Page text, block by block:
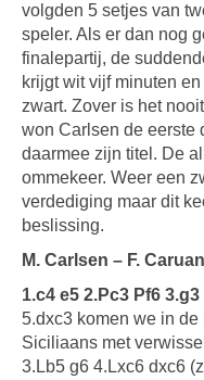
volgden 5 setjes van
speler. Als er dan nog
finalepartij, de
krijgt wit vijf minuten
zwart. Zover is het
won Carlsen de eerste
daarmee zijn titel. De
ommekeer. Weer een
verdediging maar dit
beslissing.
M. Carlsen – F.
1.c4 e5 2.Pc3 Pf6
5.dxc3 komen we in
Siciliaans met
3.Lb5 g6 4.Lxc6 dxc6